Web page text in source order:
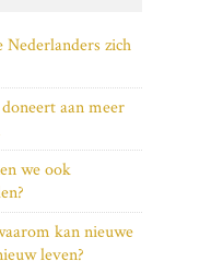
Nederlanders zich
aan meer
we ook
kan nieuwe
leven?